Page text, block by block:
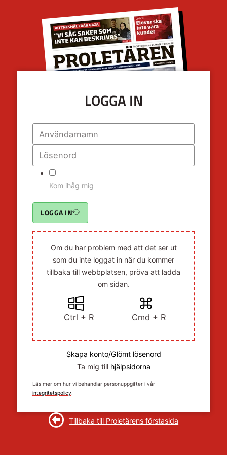
LOGGA IN
Kom ihåg mig
LOGGA IN
Om du har problem med att det ser ut
som du inte loggat in när du kommer
tillbaka till webbplatsen, pröva att ladda
om sidan.
Ctrl + R Cmd + R
Skapa konto/Glömt lösenord
Ta mig till hjälpsidorna
Läs mer om hur vi behandlar personuppgifter i vår
integritetspolicy.
Tillbaka till Proletärens förstasida